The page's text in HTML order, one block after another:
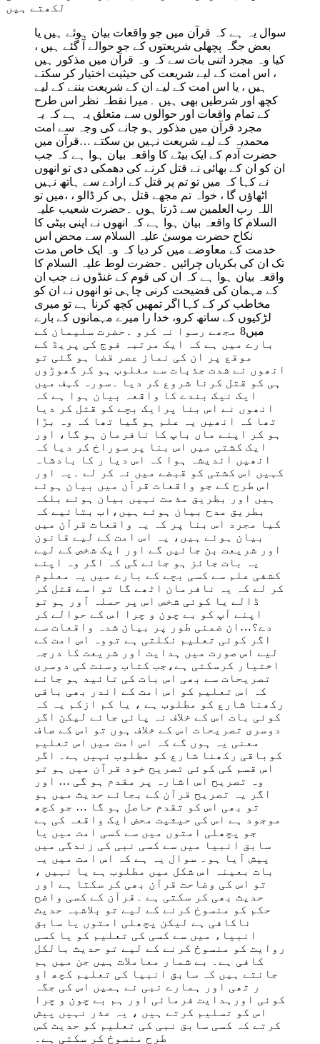
سوال یہ ہے کہ قرآن میں جو واقعات بیان ہوئے ہیں یا
بعض جگہ پچھلی شریعتوں کے جو حوالے آ گئے ہیں ،
کیا وہ مجرد اتنی بات سے کہ وہ قرآن میں مذکور ہیں
، اس امت کے لیے شریعت کی حیثیت اختیار کر سکتے
ہیں ، یا اس امت کے لیے ان کے شریعت بننے کے لیے
کچھ اور شرطیں بھی ہیں ۔میرا نقطہ نظر اس طرح
کے تمام واقعات اور حوالوں سے متعلق یہ ہے کہ یہ
مجرد قرآن میں مذکور ہو جانے کی وجہ سے امت
محمدیہ کے لیے شریعت نہیں بن سکتے …قرآن میں
حضرت آدم کے ایک بیٹے کا واقعہ بیان ہوا ہے کہ جب
ان کو ان کے بھائی نے قتل کرنے کی دھمکی دی تو انھوں
نے کہا کہ میں تو تم پر قتل کے ارادے سے ہاتھ نہیں
اٹھاؤں گا ، خواہ تم مجھے قتل ہی کر ڈالو ، ،میں تو
اللہ رب العلمین سے ڈرتا ہوں ۔حضرت شعیب علیہ
السلام کا واقعہ بیان ہوا ہے کہ انھوں نے اپنی بیٹی کا
نکاح حضرت موسیٰ علیہ السلام سے محض اس
خدمت کے معاوضے میں کر دیا کہ وہ ایک خاص مدت
تک ان کی بکریاں چرائیں ۔حضرت لوط علیہ السلام کا
واقعہ بیان ہوا ہے کہ ان کی قوم کے غنڈوں نے جب ان
کے مہمان کی فضیحت کرنی چاہی تو انھوں نے ان کو
مخاطب کر کے کہا اگر تمھیں کچھ کرنا ہے تو میری
لڑکیوں کے ساتھ کرو، خدا را میرے مہمانوں کے بارے
میں8 مجھے رسوا نہ کرو ۔حضرت سلیمان کے
بارے میں ہے کہ ایک مرتبہ فوج کی پریڈ کے
موقع پر ان کی نماز عصر قضا ہو گئی تو
انھوں نے شدت جذبات سے مغلوب ہو کر گھوڑوں
ہی کو قتل کرنا شروع کر دیا ۔سورہ کہف میں
ایک نیک بندے کا واقعہ بیان ہوا ہے کہ
انھوں نے اس بنا پرایک بچے کو قتل کر دیا
تھا کہ انھیں یہ علم ہو گیا تھا کہ وہ بڑا
ہو کر اپنے ماں باپ کا نافرمان ہو گا، اور
ایک کشتی میں اس بنا پر سوراخ کر دیا کہ
انھیں اندیشہ ہوا کہ اس دیا ر کا بادشاہ
کہیں اس کشتی کو قبضے میں نہ کر لے ۔یہ اور
اس طرح کے جو واقعات قرآن میں بیان ہوئے
ہیں اور بطریق مذمت نہیں بیان ہوئے بلکہ
بطریق مدح بیان ہوئے ہیں،اب بتائیے کہ
کیا مجرد اس بنا پر کہ یہ واقعات قرآن میں
بیان ہوئے ہیں، یہ اس امت کے لیے قانون
اور شریعت بن جائیں گے اور ایک شخص کے لیے
یہ بات جائز ہو جائے گی کہ اگر وہ اپنے
کشفی علم سے کسی بچے کے بارے میں یہ معلوم
کر لے کہ یہ نافرمان اٹھے گا تو اسے قتل کر
ڈالے یا کوئی شخص اس پر حملہ آور ہو تو
اپنے آپ کو بے چون و چرا اس کے حوالے کر
دے؟…ان ضمنی طور پر بیان شدہ واقعات سے
اگر کوئی تعلیم نکلتی ہے تووہ اس امت کے
لیے اس صورت میں ہدایت اور شریعت کا درجہ
اختیار کرسکتی ہے،جب کتاب وسنت کی دوسری
تصریحات سے بھی اس بات کی تائید ہو جائے
کہ اس تعلیم کو اس امت کے اندر بھی باقی
رکھنا شارع کو مطلوب ہے ، یا کم ازکم یہ کہ
کوئی بات اس کے خلاف نہ پائی جائے لیکن اگر
دوسری تصریحات اس کے خلاف ہوں تو اس کے صاف
معنی یہ ہوں گے کہ اس امت میں اس تعلیم
کوباقی رکھنا شارع کو مطلوب نہیں ہے۔ اگر
اس قسم کی کوئی تصریح خود قرآن میں ہو تو
وہ تصریح اس اشارہ پر مقدم ہو گی … اور
اگر یہ تصریح قرآن کے بجائے حدیث میں ہو
تو بھی اس کو تقدم حاصل ہو گا … جو کچھ
موجود ہے اس کی حیثیت محض ایک واقعہ کی ہے
جو پچھلی امتوں میں سے کسی امت میں یا
سابق انبیا میں سے کسی نبی کی زندگی میں
پیش آیا ہو۔ سوال یہ ہے کہ اس امت میں یہ
بات بعینہ اس شکل میں مطلوب ہے یا نہیں ،
تو اس کی وضاحت قرآن بھی کر سکتا ہے اور
حدیث بھی کر سکتی ہے ۔قرآن کے کسی واضح
حکم کو منسوخ کرنے کے لیے تو بلاشبہ حدیث
ناکافی ہے لیکن پچھلی امتوں یا سابق
انبیاء میں سے کسی کی تعلیم کو یا کسی
روایت کو منسوخ کرنے کے لیے تو حدیث بالکل
کافی ہے۔ بے شمار معاملات ہیں جن میں ہم
جانتے ہیں کہ سابق انبیا کی تعلیم کچھ او
ر تھی اور ہمارے نبی نے ہمیں اس کی جگہ
کوئی اورہدایت فرمائی اور ہم بے چون و چرا
اس کو تسلیم کرتے ہیں ، یہ عذر نہیں پیش
کرتے کہ کسی سابق نبی کی تعلیم کو حدیث کس
طرح منسوخ کر سکتی ہے۔